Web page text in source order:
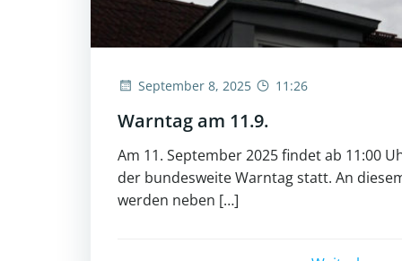
September 8, 2025 11:26
Warntag am 11.9.
Am 11. September 2025 findet ab 11:00
der bundesweite Warntag statt. An
werden neben […]